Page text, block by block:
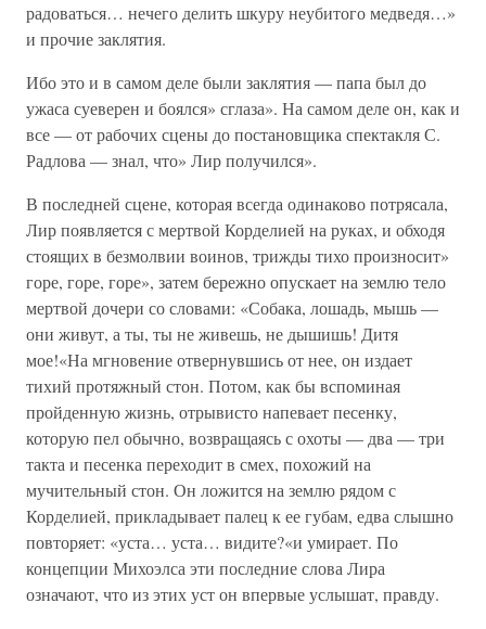
радоваться… нечего делить шкуру неубитого медведя…»
и прочие заклятия.
Ибо это и в самом деле были заклятия — папа был до
ужаса суеверен и боялся» сглаза». На самом деле он, как и
все — от рабочих сцены до постановщика спектакля С.
Радлова — знал, что» Лир получился».
В последней сцене, которая всегда одинаково потрясала,
Лир появляется с мертвой Корделией на руках, и обходя
стоящих в безмолвии воинов, трижды тихо произносит»
горе, горе, горе», затем бережно опускает на землю тело
мертвой дочери со словами: «Собака, лошадь, мышь —
они живут, а ты, ты не живешь, не дышишь! Дитя
мое!«На мгновение отвернувшись от нее, он издает
тихий протяжный стон. Потом, как бы вспоминая
пройденную жизнь, отрывисто напевает песенку,
которую пел обычно, возвращаясь с охоты — два — три
такта и песенка переходит в смех, похожий на
мучительный стон. Он ложится на землю рядом с
Корделией, прикладывает палец к ее губам, едва слышно
повторяет: «уста… уста… видите?«и умирает. По
концепции Михоэлса эти последние слова Лира
означают, что из этих уст он впервые услышат, правду.